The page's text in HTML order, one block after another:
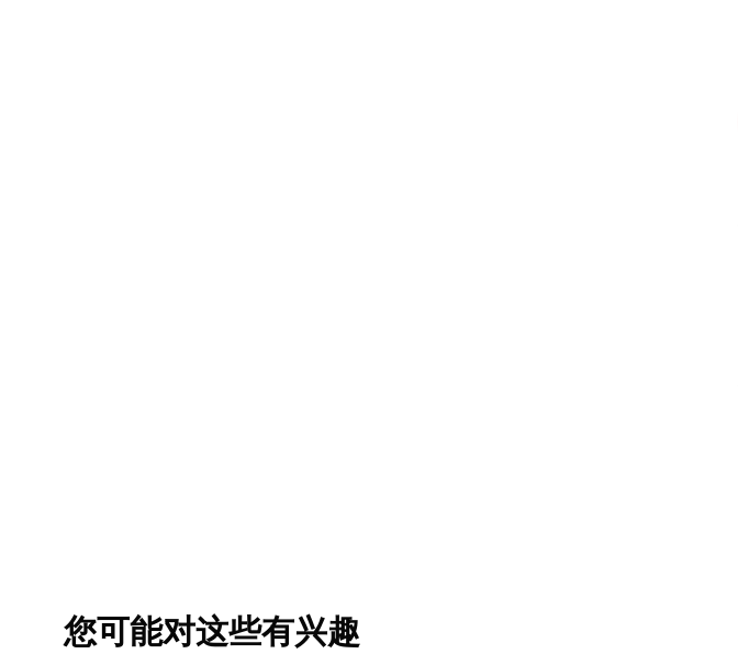
您可能对这些有兴趣